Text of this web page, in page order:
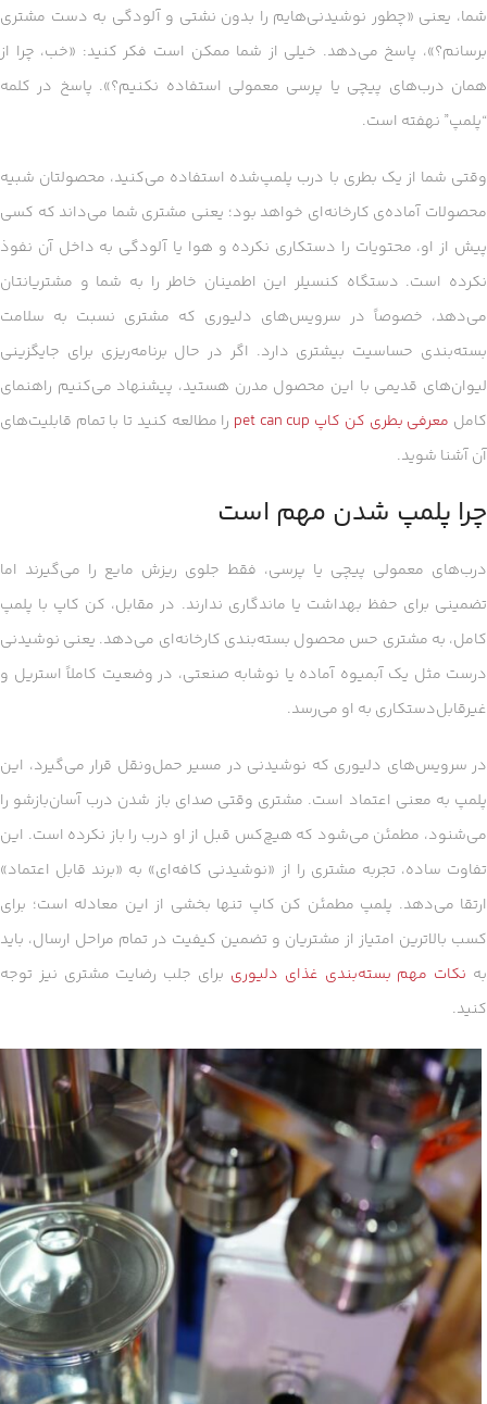
شما، یعنی «چطور نوشیدنی‌هایم را بدون نشتی و آلودگی به دست مشتری
برسانم؟»، پاسخ می‌دهد. خیلی از شما ممکن است فکر کنید: «خب، چرا از
همان درب‌های پیچی یا پرسی معمولی استفاده نکنیم؟». پاسخ در کلمه
“پلمپ” نهفته است.
وقتی شما از یک بطری با درب پلمپ‌شده استفاده می‌کنید، محصولتان شبیه
محصولات آماده‌ی کارخانه‌ای خواهد بود؛ یعنی مشتری شما می‌داند که کسی
پیش از او، محتویات را دستکاری نکرده و هوا یا آلودگی به داخل آن نفوذ
نکرده است. دستگاه کنسیلر این اطمینان خاطر را به شما و مشتریانتان
می‌دهد، خصوصاً در سرویس‌های دلیوری که مشتری نسبت به سلامت
بسته‌بندی حساسیت بیشتری دارد. اگر در حال برنامه‌ریزی برای جایگزینی
لیوان‌های قدیمی با این محصول مدرن هستید، پیشنهاد می‌کنیم راهنمای
کامل معرفی بطری کن کاپ pet can cup
را مطالعه کنید تا با تمام قابلیت‌های
آن آشنا شوید.
چرا پلمپ شدن مهم است
درب‌های معمولی پیچی یا پرسی، فقط جلوی ریزش مایع را می‌گیرند اما
تضمینی برای حفظ بهداشت یا ماندگاری ندارند. در مقابل، کن کاپ با پلمپ
کامل، به مشتری حس محصول بسته‌بندی کارخانه‌ای می‌دهد. یعنی نوشیدنی
درست مثل یک آبمیوه آماده یا نوشابه صنعتی، در وضعیت کاملاً استریل و
غیرقابل‌دستکاری به او می‌رسد.
در سرویس‌های دلیوری که نوشیدنی در مسیر حمل‌ونقل قرار می‌گیرد، این
پلمپ به معنی اعتماد است. مشتری وقتی صدای باز شدن درب آسان‌بازشو را
می‌شنود، مطمئن می‌شود که هیچ‌کس قبل از او درب را باز نکرده است. این
تفاوت ساده، تجربه مشتری را از «نوشیدنی کافه‌ای» به «برند قابل اعتماد»
ارتقا می‌دهد. پلمپ مطمئن کن کاپ تنها بخشی از این معادله است؛ برای
کسب بالاترین امتیاز از مشتریان و تضمین کیفیت در تمام مراحل ارسال، باید
به نکات مهم بسته‌بندی غذای دلیوری برای جلب رضایت مشتری نیز توجه
کنید.